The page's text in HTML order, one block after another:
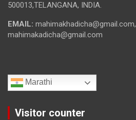
500013,TELANGANA, INDIA.
EMAIL: mahimakhadicha@gmail.com,
mahimakadicha@gmail.com
Marathi
Visitor counter